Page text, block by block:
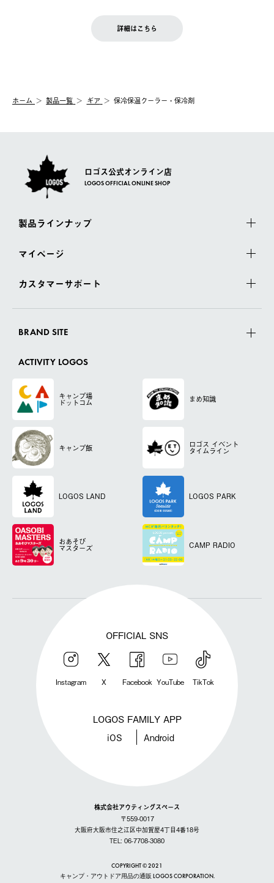
【配送業者】
佐川急便にて配送されます。
お客様都合の返品にかかる送料は、お客様ご負担とさせていただ
一度お手元の商品を返品いただき、ご希望商品を再注文してくだ
LOGOS FAMILY会員の方は、会員マイページ内 購入履歴画面に
詳細はこちら
ホーム 製品一覧 ギア 保冷保温クーラー・保冷剤
ロゴス公式オンライン店
LOGOS OFFICIAL ONLINE SHOP
製品ラインナップ
マイページ
カスタマーサポート
BRAND SITE
ACTIVITY LOGOS
キャンプ場
ドットコム まめ知識
キャンプ飯 ロゴス イベント
タイムライン
LOGOS LAND LOGOS PARK
おあそび
マスターズ CAMP RADIO
OFFICIAL SNS
Instagram X Facebook YouTube TikTok
LOGOS FAMILY APP
iOS Android
株式会社アウティングスペース
〒559-0017
大阪府大阪市住之江区中加賀屋4丁目4番18号
TEL: 06-7708-3080
COPYRIGHT © 2021
キャンプ・アウトドア用品の通販 LOGOS CORPORATION.